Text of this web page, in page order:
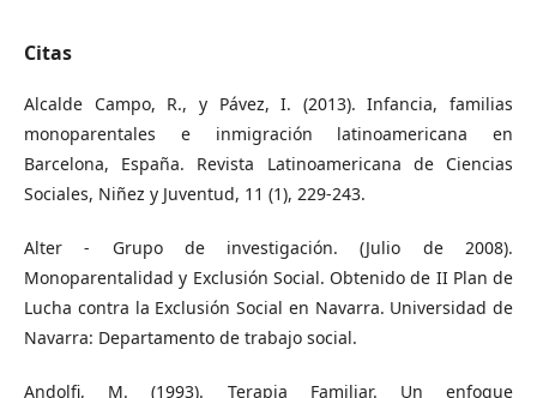
Citas
Alcalde Campo, R., y Pávez, I. (2013). Infancia, familias
monoparentales e inmigración latinoamericana en
Barcelona, España. Revista Latinoamericana de Ciencias
Sociales, Niñez y Juventud, 11 (1), 229-243.
Alter - Grupo de investigación. (Julio de 2008).
Monoparentalidad y Exclusión Social. Obtenido de II Plan de
Lucha contra la Exclusión Social en Navarra. Universidad de
Navarra: Departamento de trabajo social.
Andolfi, M. (1993). Terapia Familiar. Un enfoque